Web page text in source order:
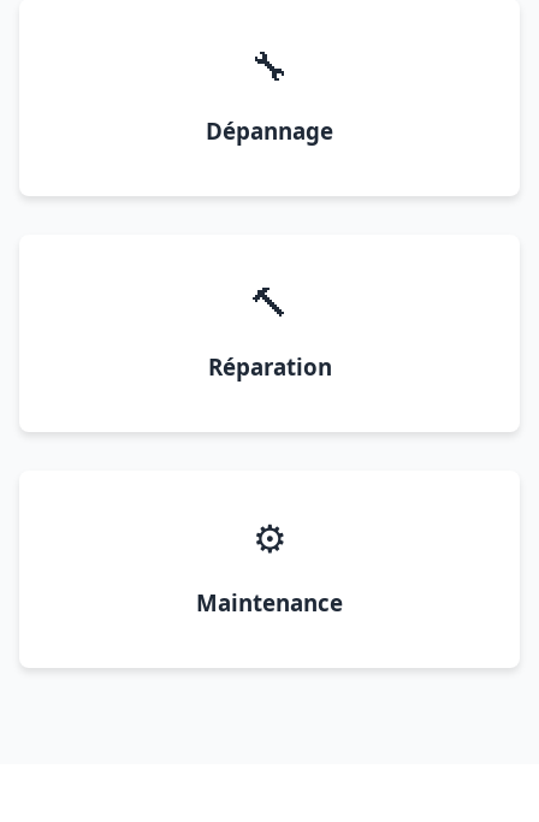
🔧
Dépannage
🔨
Réparation
⚙️
Maintenance